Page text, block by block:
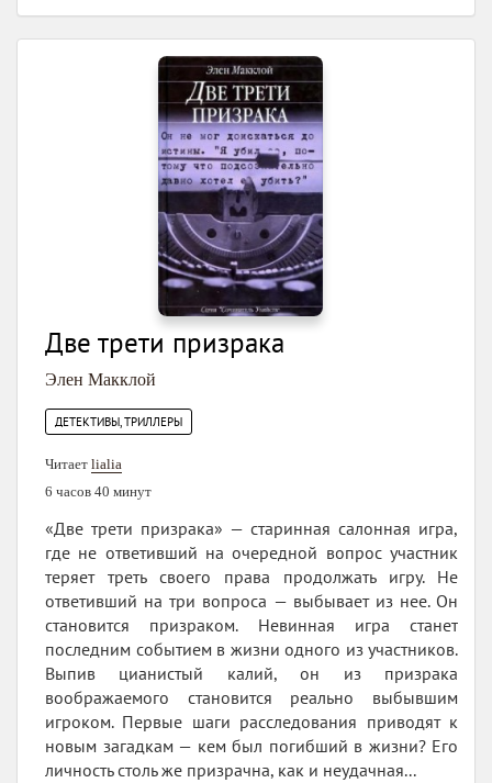
Две трети призрака
Элен Макклой
ДЕТЕКТИВЫ, ТРИЛЛЕРЫ
Читает lialia
6 часов 40 минут
«Две трети призрака» — старинная салонная игра,
где не ответивший на очередной вопрос участник
теряет треть своего права продолжать игру. Не
ответивший на три вопроса — выбывает из нее. Он
становится призраком. Невинная игра станет
последним событием в жизни одного из участников.
Выпив цианистый калий, он из призрака
воображаемого становится реально выбывшим
игроком. Первые шаги расследования приводят к
новым загадкам — кем был погибший в жизни? Его
личность столь же призрачна, как и неудачная...